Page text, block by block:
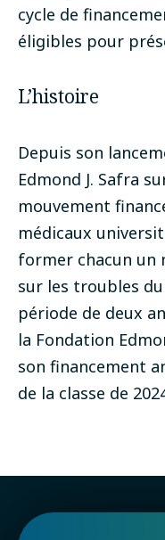
cycle de
éligibles pour
L’histoire
Depuis son
Edmond J. Safra
mouvement
médicaux
former chacun un
sur les troubles
période de deux
la Fondation
son financement
de la classe de